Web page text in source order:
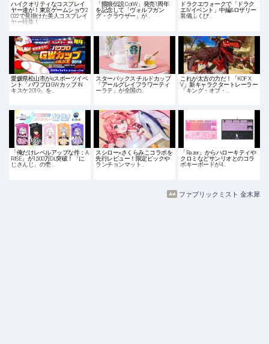
ハイクオリティなコスプレイ
ヤー達が！東京ゲームショウ2
022で見掛けた美人コスプレイ
ヤー特集！
「餓狼伝説 CotW」発売1周年
を記念して「ヴォルフガン
グ・クラウザー」が…
ドラクエウォークで「ドラク
エIVイベント」中編&ロザリー
装備ふくび…
愛媛県松山市がeスポーツイベ
ント「パワプロGWカップ IN
キスケ 2019」を…
スターバックス チルドカップ
「アールグレイフラワーティ
ーラテ」が全国の…
これが太古の力だ！「KOF X
V」新キャラクタートレーラー
「キング・オブ・…
「俺だけレベルアップな件：A
RISE」が1,500万DL突破！「に
じさんじ」の壱…
スシロー×さくらみこコラボを
先行レビュー！限定ピックや
ランチョンマット…
「Razer」からハローキティや
クロミなどサンリオとのコラ
ボキーボードが4…
ファブリックミスト 金木犀